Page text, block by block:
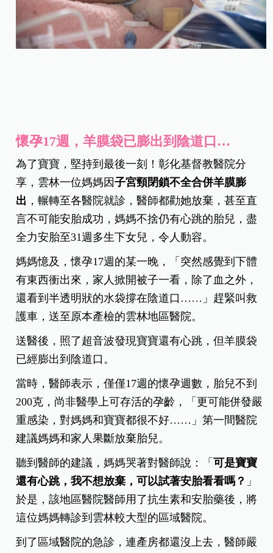
懷孕17週，羊膜袋已膨出到陰道口…
為了寶寶，堅持到最後一刻！彰化基督教醫院分
享，雲林一位媽媽因子宮頸閉鎖不全合併羊膜膨
出 ，輾轉至各醫院就診，醫師都勸她放棄，甚至直
言不可能安胎成功，媽媽不捨仍有心跳的胎兒，盡
全力安胎至31週多生下女兒，令人動容。
媽媽憶及，懷孕17週的某一晚，「突然感覺到下體
有東西衝出來，家人掀開被子一看，除了血之外，
還看到半透明狀的水袋撐在陰道口……」趕緊叫救
護車，送至原本產檢的雲林地區醫院。
送醫後，照了超音波發現寶寶還有心跳，但羊膜袋
已經膨出到陰道口。
當時，醫師表示，僅僅17週的懷孕週數，胎兒不到
200克，尚非醫學上可存活的孕齡，「更可能併發嚴
重感染，對媽媽和寶寶都很不好……」第一間醫院
建議媽媽和家人果斷放棄胎兒。
聽到醫師的建議，媽媽哭著對醫師說：「可是寶寶
還有心跳，我不想放棄，可以試著安胎看看嗎？ 」
於是，該地區醫院醫師用了抗生素和安胎藥後，將
這位媽媽轉診到雲林較大型的區域醫院。
到了區域醫院的急診，連產房都還沒上去，醫師嚴